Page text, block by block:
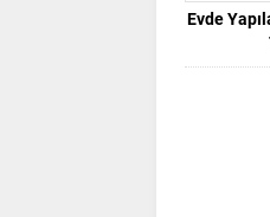
Evde